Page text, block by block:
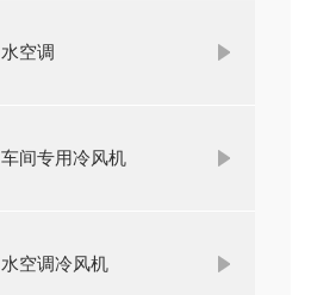
水空调
车间专用冷风机
水空调冷风机